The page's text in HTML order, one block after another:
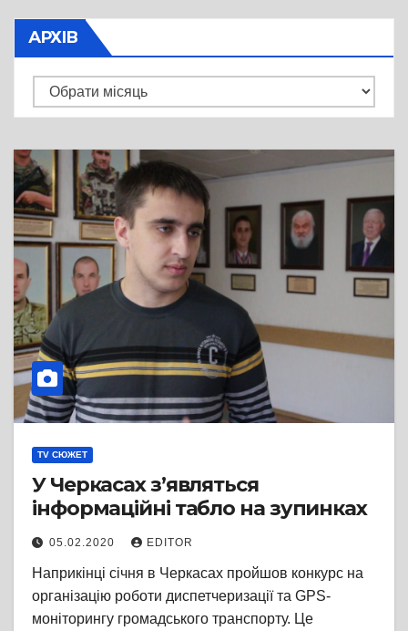
АРХІВ
Архів
TV СЮЖЕТ
У Черкасах з’являться
інформаційні табло на зупинках
05.02.2020 EDITOR
Наприкінці січня в Черкасах пройшов конкурс на
організацію роботи диспетчеризації та GPS-
моніторингу громадського транспорту. Це